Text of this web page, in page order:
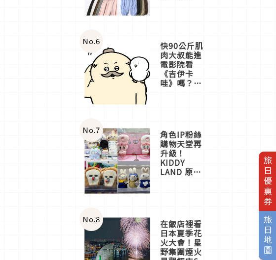
旅日優惠券
旅日地圖
No.6 快90公斤肌
肉大叔能進
電影院看
《吉伊卡
哇》嗎？日
一同給出了
答案
No.7 角色IP粉絲
購物天堂再
升級！
KIDDY
LAND 原宿
店3分即達
No.8 在飯店裡看
日本夏季花
火大會！星
野集團煙火